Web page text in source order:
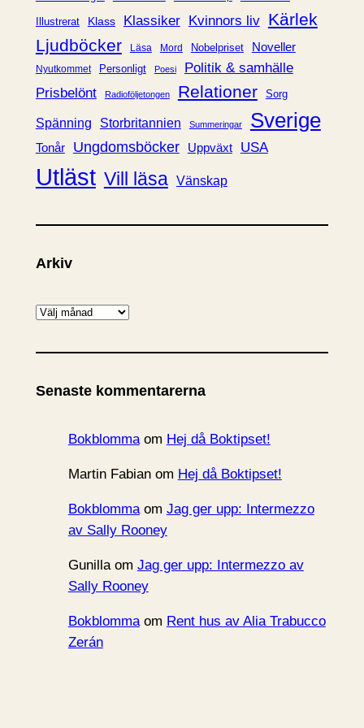
Illustrerat Klass Klassiker Kvinnors liv Kärlek
Ljudböcker
Läsa Mord Nobelpriset Noveller
Nyutkommet Personligt Poesi
Politik & samhälle
Prisbelönt
Radioföljetongen Relationer Sorg
Spänning Storbritannien Summeringar Sverige
Tonår Ungdomsböcker Uppväxt USA
Utläst Vill läsa Vänskap
Arkiv
A
k
v
Senaste kommentarerna
Bokblommaom Hej då Boktipset!
Martin Fabianom Hej då Boktipset!
Bokblommaom Jag ger upp: Intermezzo
av Sally Rooney
Gunillaom Jag ger upp: Intermezzo av
Sally Rooney
Bokblommaom Rent hus av Alia Trabucco
Zerán